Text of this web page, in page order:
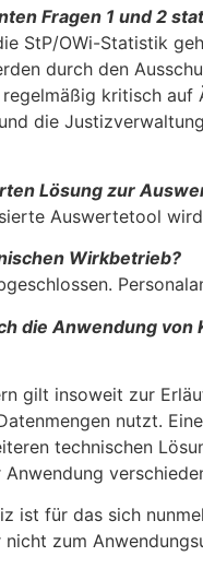
Fragen 1 und 2
StP/OWi-Statistik
durch den
kritisch
die
Lösung zur
Auswertetool
Wirkbetrieb?
die Anwendung
gilt insoweit zur
nutzt.
technischen
ist für das sich
zum